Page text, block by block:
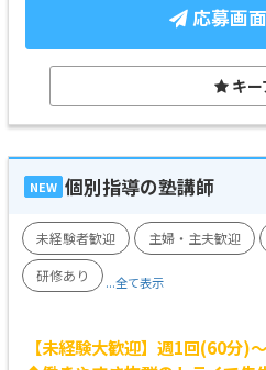
応募画
キー
NEW 個別指導の塾講師
未経験者歓迎 主婦・主夫歓迎
研修あり
...全て表示
【未経験大歓迎】週1回(60分